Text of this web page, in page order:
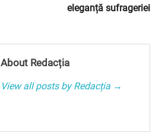
eleganță sufrageriei
About Redacția
View all posts by Redacția →